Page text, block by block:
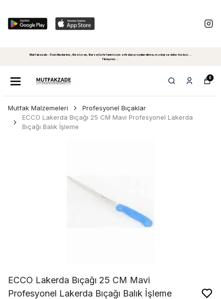
Mutfakzade - Özel Alanlariniz, Restoran, Bar ve Cafe'leriniz için sıfırdan projelendirme, montaj ve daha fazlasi...
Tiklayiniz...
0
Mutfak Malzemeleri
Profesyonel Bıçaklar
ECCO Lakerda Bıçağı 25 CM Mavi Profesyonel Lakerda
Bıçağı Balık İşleme
ECCO Lakerda Bıçağı 25 CM Mavi
Profesyonel Lakerda Bıçağı Balık İşleme